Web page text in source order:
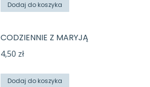
Dodaj do koszyka
CODZIENNIE Z MARYJĄ
4,50 zł
Dodaj do koszyka